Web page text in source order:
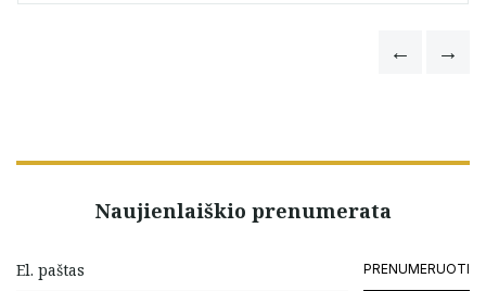
Naujienlaiškio prenumerata
PRENUMERUOTI